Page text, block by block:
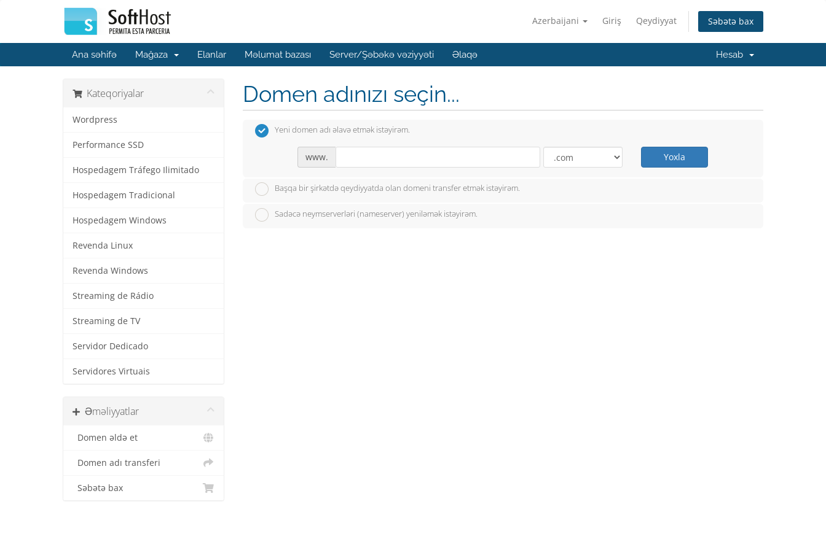
Azerbaijani Giriş Qeydiyyat Səbətə bax
Ana səhifə Mağaza Elanlar Məlumat bazası Server/Şəbəkə vəziyyəti Əlaqə Hesab
Kateqoriyalar
Wordpress
Performance SSD
Hospedagem Tráfego Ilimitado
Hospedagem Tradicional
Hospedagem Windows
Revenda Linux
Revenda Windows
Streaming de Rádio
Streaming de TV
Servidor Dedicado
Servidores Virtuais
Əməliyyatlar
Domen əldə et
Domen adı transferi
Səbətə bax
Domen adınızı seçin...
Yeni domen adı əlavə etmək istəyirəm.
www. Yoxla
Başqa bir şirkətdə qeydiyyatda olan domeni transfer etmək istəyirəm.
Sadəcə neymserverləri (nameserver) yeniləmək istəyirəm.